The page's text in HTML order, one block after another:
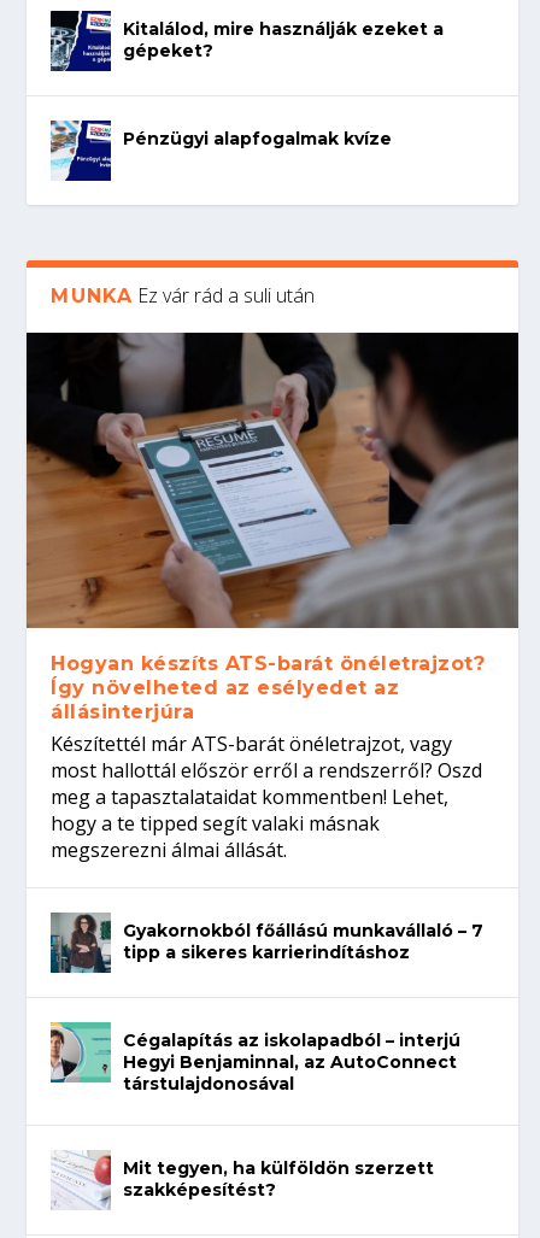
Kitalálod, mire használják ezeket a
gépeket?
Pénzügyi alapfogalmak kvíze
MUNKA Ez vár rád a suli után
Hogyan készíts ATS-barát önéletrajzot?
Így növelheted az esélyedet az
állásinterjúra
Készítettél már ATS-barát önéletrajzot, vagy
most hallottál először erről a rendszerről? Oszd
meg a tapasztalataidat kommentben! Lehet,
hogy a te tipped segít valaki másnak
megszerezni álmai állását.
Gyakornokból főállású munkavállaló – 7
tipp a sikeres karrierindításhoz
Cégalapítás az iskolapadból – interjú
Hegyi Benjaminnal, az AutoConnect
társtulajdonosával
Mit tegyen, ha külföldön szerzett
szakképesítést?